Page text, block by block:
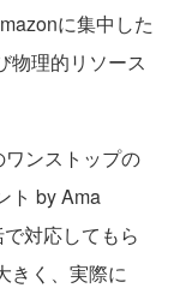
に集中した
物理的リソース
ワンストップの
ト by Ama
対応してもら
きく、実際に